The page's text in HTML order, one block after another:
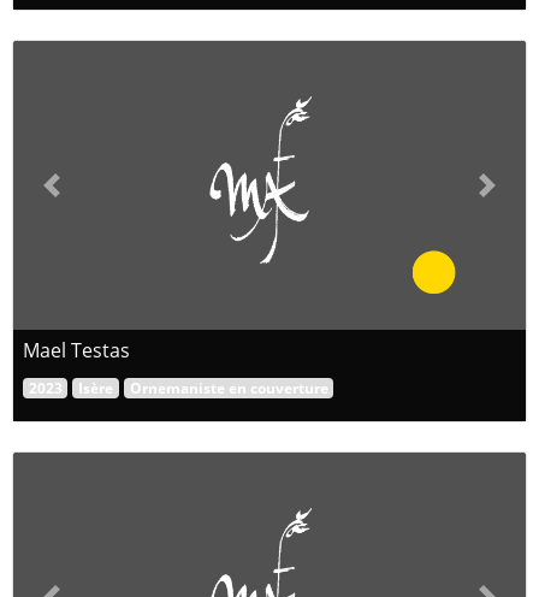
Previous Next
Mael Testas
2023 Isère Ornemaniste en couverture